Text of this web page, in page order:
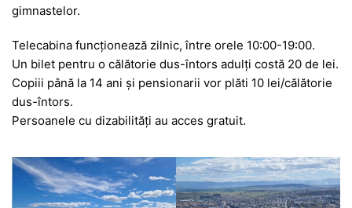
gimnastelor.
Telecabina funcționează zilnic, între orele 10:00-19:00.
Un bilet pentru o călătorie dus-întors adulți costă 20 de lei.
Copiii până la 14 ani și pensionarii vor plăti 10 lei/călătorie
dus-întors.
Persoanele cu dizabilități au acces gratuit.